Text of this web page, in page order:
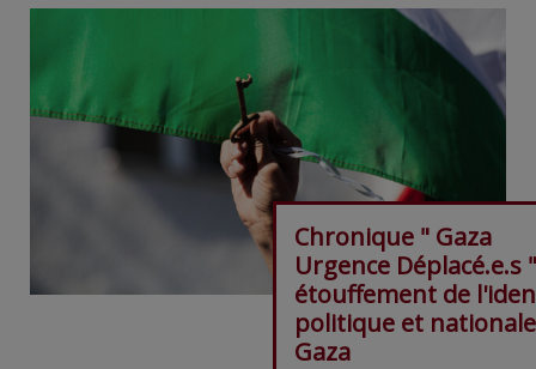
Chronique " Gaza
Urgence Déplacé.e.s
étouffement de
politique et
Gaza